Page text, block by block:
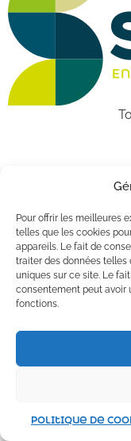
Pour offrir les meilleures
telles que les cookies
appareils. Le fait de
traiter des données telles
uniques sur ce site. Le
consentement peut avoir
fonctions.
Politique de